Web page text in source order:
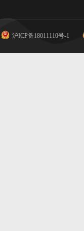
沪ICP备18011110号-1